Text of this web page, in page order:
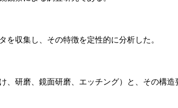
収集し、その特徴を定性的に分析した。
、研磨、鏡面研磨、エッチング）と、その構